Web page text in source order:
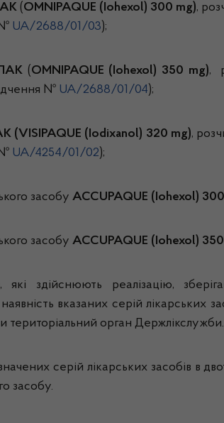
(OMNIPAQUE (Iohexol) 300 mg),
№ UA/2688/01/03);
(OMNIPAQUE (Iohexol) 350 mg),
№ UA/2688/01/04);
(VISIPAQUE (Iodixanol) 320 mg),
№ UA/4254/01/02);
засобу ACCUPAQUE (Iohexol) 300
засобу ACCUPAQUE (Iohexol) 350
які здійснюють реалізацію,
вказаних серій лікарських
територіальний орган Держлікслужби.
серій лікарських засобів
засобу.